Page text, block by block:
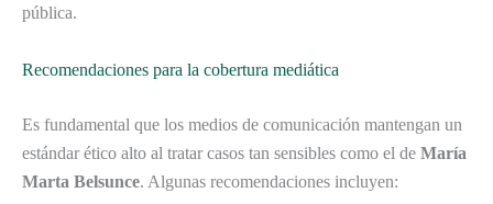
pública.
Recomendaciones para la cobertura mediática
Es fundamental que los medios de comunicación mantengan un
estándar ético alto al tratar casos tan sensibles como el de María
Marta Belsunce. Algunas recomendaciones incluyen: